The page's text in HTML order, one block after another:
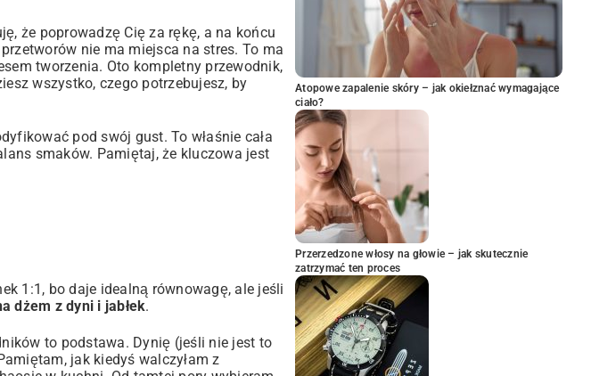
że poprowadzę Cię za rękę, a na końcu
nie ma miejsca na stres. To ma
tworzenia. Oto kompletny przewodnik,
wszystko, czego potrzebujesz, by
pod swój gust. To właśnie cała
smaków. Pamiętaj, że kluczowa jest
1:1, bo daje idealną równowagę, ale jeśli
dżem z dyni i jabłek.
to podstawa. Dynię (jeśli nie jest to
jak kiedyś walczyłam z
Atopowe zapalenie skóry – jak okiełznać wymagające
ciało?
Przerzedzone włosy na głowie – jak skutecznie
zatrzymać ten proces